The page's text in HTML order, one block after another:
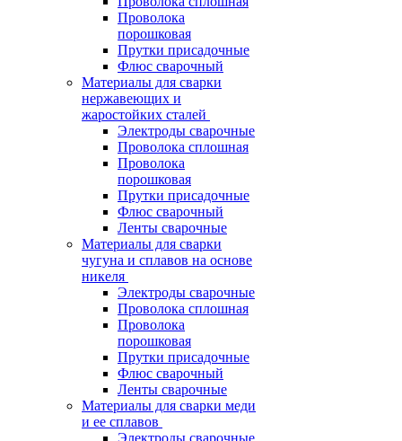
Проволока
порошковая
Прутки присадочные
Флюс сварочный
Материалы для сварки
нержавеющих и
жаростойких сталей
Электроды сварочные
Проволока сплошная
Проволока
порошковая
Прутки присадочные
Флюс сварочный
Ленты сварочные
Материалы для сварки
чугуна и сплавов на основе
никеля
Электроды сварочные
Проволока сплошная
Проволока
порошковая
Прутки присадочные
Флюс сварочный
Ленты сварочные
Материалы для сварки меди
и ее сплавов
Электроды сварочные